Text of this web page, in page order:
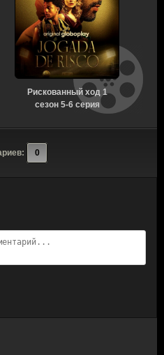
Рискованный ход 1
сезон 5-6 серия
0